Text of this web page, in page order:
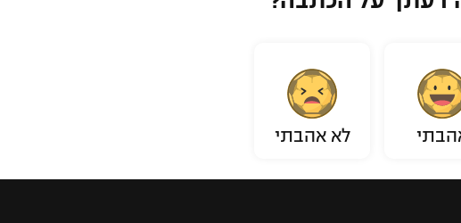
לא אהבתי